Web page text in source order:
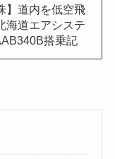
】道内を低空飛
海道エアシステ
搭乗記